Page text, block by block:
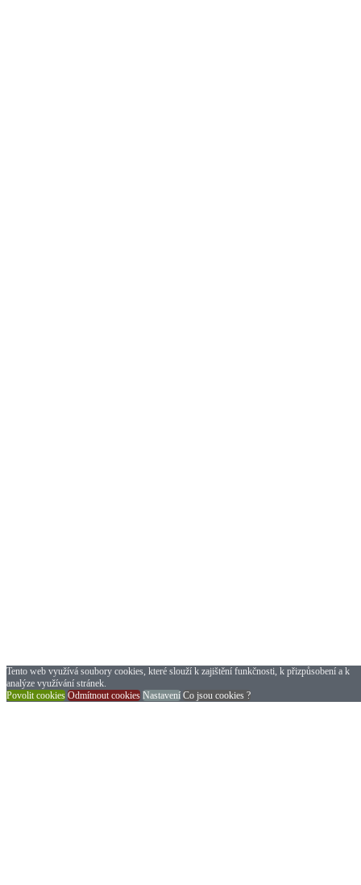
Tento web využívá soubory cookies, které slouží k zajištění funkčnosti, k přizpůsobení a k
analýze využívání stránek.
Povolit cookies Odmítnout cookies Nastavení Co jsou cookies ?